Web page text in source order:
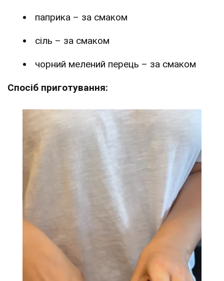
паприка – за смаком
сіль – за смаком
чорний мелений перець – за смаком
Спосіб приготування: